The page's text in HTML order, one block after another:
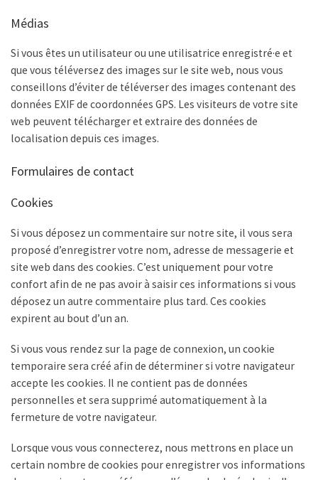
Médias
Si vous êtes un utilisateur ou une utilisatrice enregistré·e et
que vous téléversez des images sur le site web, nous vous
conseillons d’éviter de téléverser des images contenant des
données EXIF de coordonnées GPS. Les visiteurs de votre site
web peuvent télécharger et extraire des données de
localisation depuis ces images.
Formulaires de contact
Cookies
Si vous déposez un commentaire sur notre site, il vous sera
proposé d’enregistrer votre nom, adresse de messagerie et
site web dans des cookies. C’est uniquement pour votre
confort afin de ne pas avoir à saisir ces informations si vous
déposez un autre commentaire plus tard. Ces cookies
expirent au bout d’un an.
Si vous vous rendez sur la page de connexion, un cookie
temporaire sera créé afin de déterminer si votre navigateur
accepte les cookies. Il ne contient pas de données
personnelles et sera supprimé automatiquement à la
fermeture de votre navigateur.
Lorsque vous vous connecterez, nous mettrons en place un
certain nombre de cookies pour enregistrer vos informations